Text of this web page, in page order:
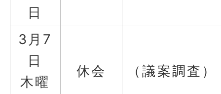
日
3月7
日
木曜
休会 （議案調査）